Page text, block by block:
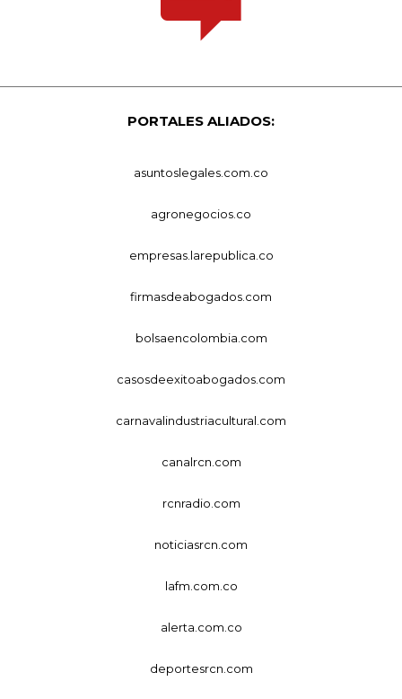
PORTALES ALIADOS:
asuntoslegales.com.co
agronegocios.co
empresas.larepublica.co
firmasdeabogados.com
bolsaencolombia.com
casosdeexitoabogados.com
carnavalindustriacultural.com
canalrcn.com
rcnradio.com
noticiasrcn.com
lafm.com.co
alerta.com.co
deportesrcn.com